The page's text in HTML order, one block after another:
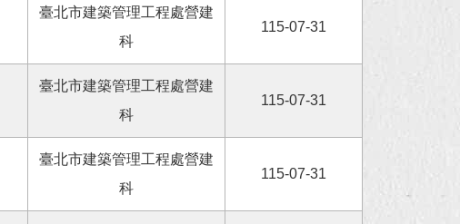
臺北市建築管理工程處營建
科
115-07-31
臺北市建築管理工程處營建
科
115-07-31
臺北市建築管理工程處營建
科
115-07-31